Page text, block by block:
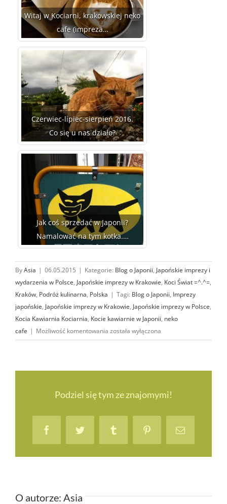
Witaj w Kociarni, krakowskiej neko
cafe (impreza…
Czerwiec-lipiec-sierpień 2016.
Co się u nas działo?
Jak coś sprzedać w Japonii?
Namalować na tym kotka.…
ByAsia | 06.05.2015 | Kategorie: Blog o Japonii, Japońskie imprezy i
wydarzenia w Polsce, Japońskie imprezy w Krakowie, Koci Świat =^.^=,
Kraków, Podróż kulinarna, Polska | Tagi: Blog o Japonii, Imprezy
japońskie, Japońskie imprezy w Krakowie, Japońskie imprezy w Polsce,
Kocia Kawiarnia Kociarnia, Kocie kawiarnie w Japonii, neko
cafe | Możliwość komentowania Kocia
Kawiarnia
Neko
Cafe
została wyłączona
Podziel się tym ze znajomymi!
FacebookTwitter Tumblr PinterestEmail
O autorze: Asia